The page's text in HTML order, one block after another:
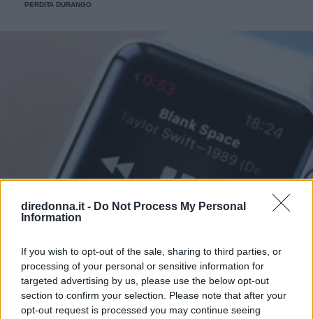
diredonna.it - Do Not Process My Personal
Information
If you wish to opt-out of the sale, sharing to third parties, or
processing of your personal or sensitive information for
targeted advertising by us, please use the below opt-out
section to confirm your selection. Please note that after your
opt-out request is processed you may continue seeing
PERDITA DURANGO